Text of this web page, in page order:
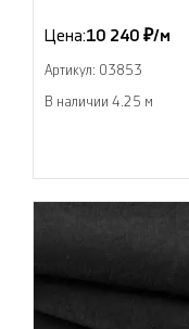
Цена:10 240 ₽/м
Артикул: 03853
В наличии 4.25 м